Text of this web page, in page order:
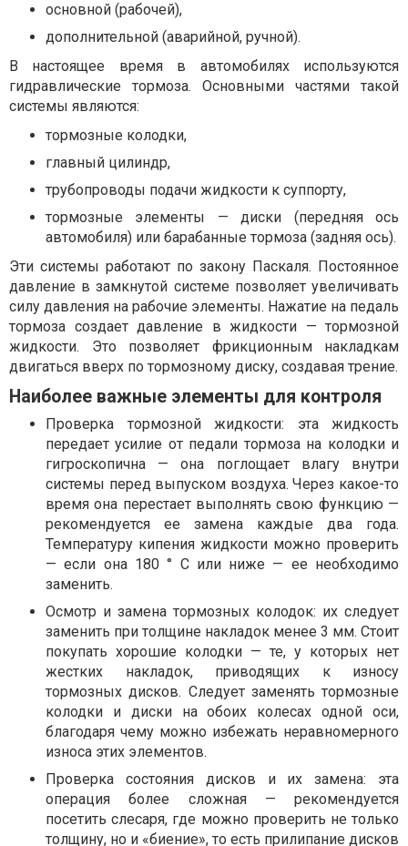
основной (рабочей),
дополнительной (аварийной, ручной).
В настоящее время в автомобилях используются
гидравлические тормоза. Основными частями такой
системы являются:
тормозные колодки,
главный цилиндр,
трубопроводы подачи жидкости к суппорту,
тормозные элементы — диски (передняя ось
автомобиля) или барабанные тормоза (задняя ось).
Эти системы работают по закону Паскаля. Постоянное
давление в замкнутой системе позволяет увеличивать
силу давления на рабочие элементы. Нажатие на педаль
тормоза создает давление в жидкости — тормозной
жидкости. Это позволяет фрикционным накладкам
двигаться вверх по тормозному диску, создавая трение.
Наиболее важные элементы для контроля
Проверка тормозной жидкости: эта жидкость
передает усилие от педали тормоза на колодки и
гигроскопична — она поглощает влагу внутри
системы перед выпуском воздуха. Через какое-то
время она перестает выполнять свою функцию —
рекомендуется ее замена каждые два года.
Температуру кипения жидкости можно проверить
— если она 180 ° C или ниже — ее необходимо
заменить.
Осмотр и замена тормозных колодок: их следует
заменить при толщине накладок менее 3 мм. Стоит
покупать хорошие колодки — те, у которых нет
жестких накладок, приводящих к износу
тормозных дисков. Следует заменять тормозные
колодки и диски на обоих колесах одной оси,
благодаря чему можно избежать неравномерного
износа этих элементов.
Проверка состояния дисков и их замена: эта
операция более сложная — рекомендуется
посетить слесаря, где можно проверить не только
толщину, но и «биение», то есть прилипание дисков